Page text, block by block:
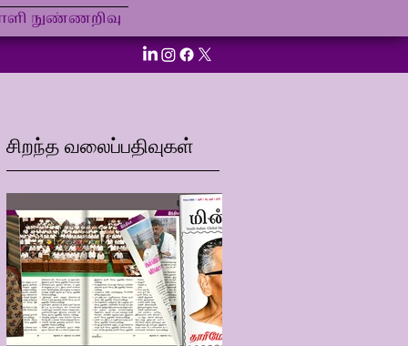
நுண்ணறிவு
சிறந்த வலைப்பதிவுகள்